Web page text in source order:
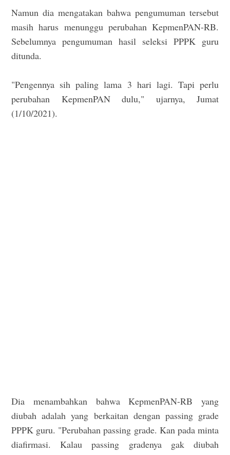
Namun dia mengatakan bahwa pengumuman tersebut
masih harus menunggu perubahan KepmenPAN-RB.
Sebelumnya pengumuman hasil seleksi PPPK guru
ditunda.
"Pengennya sih paling lama 3 hari lagi. Tapi perlu
perubahan KepmenPAN dulu," ujarnya, Jumat
(1/10/2021).
Dia menambahkan bahwa KepmenPAN-RB yang
diubah adalah yang berkaitan dengan passing grade
PPPK guru. "Perubahan passing grade. Kan pada minta
diafirmasi. Kalau passing gradenya gak diubah